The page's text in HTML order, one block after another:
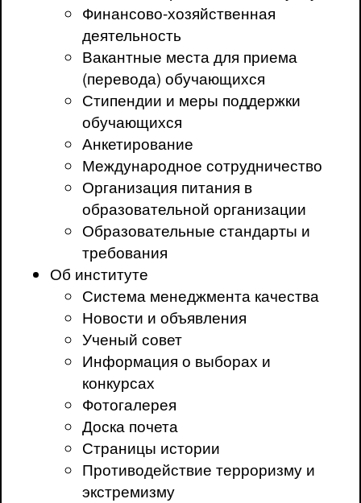
Финансово-хозяйственная
деятельность
Вакантные места для приема
(перевода) обучающихся
Стипендии и меры поддержки
обучающихся
Анкетирование
Международное сотрудничество
Организация питания в
образовательной организации
Образовательные стандарты и
требования
Об институте
Система менеджмента качества
Новости и объявления
Ученый совет
Информация о выборах и
конкурсах
Фотогалерея
Доска почета
Страницы истории
Противодействие терроризму и
экстремизму